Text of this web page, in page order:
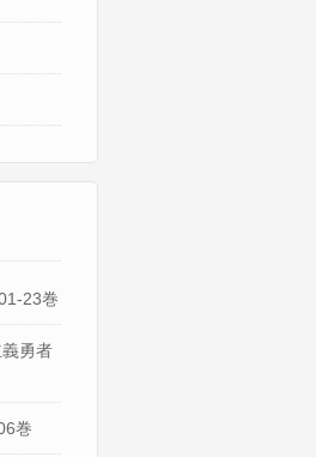
23巻
勇者
巻